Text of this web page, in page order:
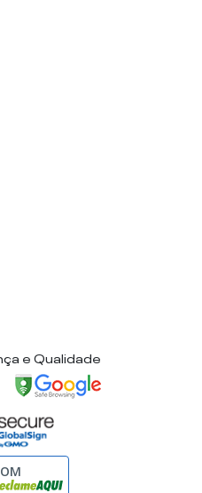
e Qualidade